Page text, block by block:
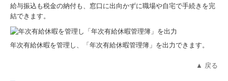
給与振込も税金の納付も、窓口に出向かずに職場や自宅で手続きを完
結できます。
年次有給休暇を管理し、「年次有給休暇管理簿」を出力できます。
▲ 戻る